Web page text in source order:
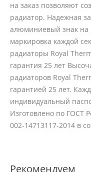
на заказ позволяют
радиатор. Надежная
алюминиевый знак на
маркировка каждой
радиаторы Royal
гарантия 25 лет
радиаторов Royal
гарантией 25 лет.
индивидуальный
Изготовлено по ГОСТ
002-14713117-2014 в
Рекомендуем